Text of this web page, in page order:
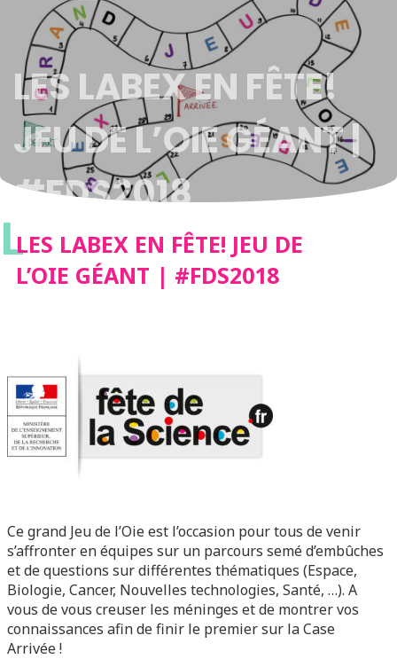
LES LABEX EN FÊTE!
JEU DE L’OIE GÉANT |
#FDS2018
LLES LABEX EN FÊTE! JEU DE
L’OIE GÉANT | #FDS2018
Ce grand Jeu de l’Oie est l’occasion pour tous de venir
s’affronter en équipes sur un parcours semé d’embûches
et de questions sur différentes thématiques (Espace,
Biologie, Cancer, Nouvelles technologies, Santé, …). A
vous de vous creuser les méninges et de montrer vos
connaissances afin de finir le premier sur la Case
Arrivée !